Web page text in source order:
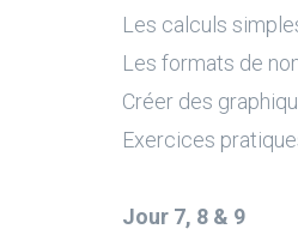
Les calculs
Les formats de
Créer des
Exercices
Jour 7, 8 & 9